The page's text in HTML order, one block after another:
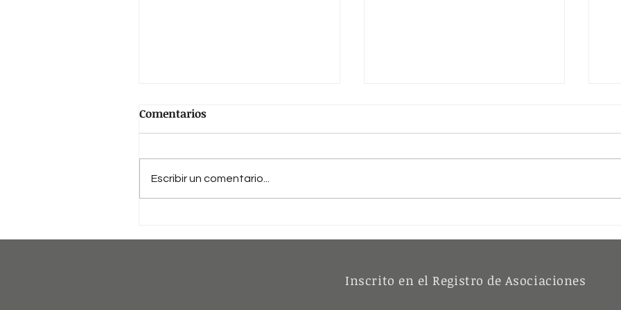
Flamencos Madrid recibe la
Flamenco de Sevilla supera
Comentarios
Escribir un comentario...
Inscrito en el Registro de Asociaciones